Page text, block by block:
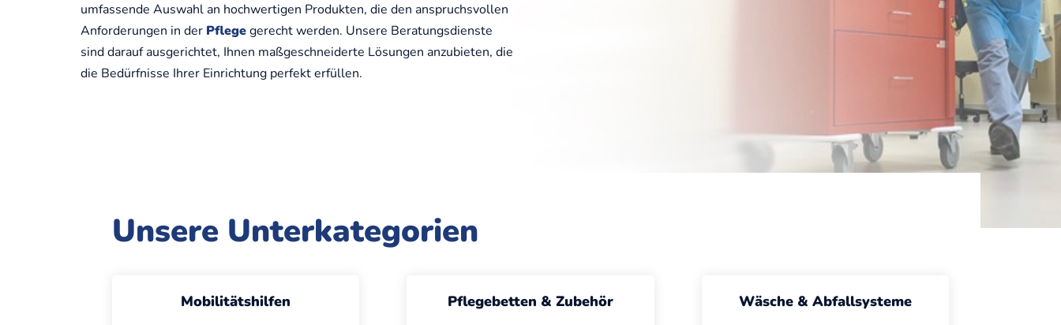
umfassende Auswahl an hochwertigen Produkten, die den anspruchsvollen
Anforderungen in der Pflegegerecht werden. Unsere Beratungsdienste
sind darauf ausgerichtet, Ihnen maßgeschneiderte Lösungen anzubieten, die
die Bedürfnisse Ihrer Einrichtung perfekt erfüllen.
Unsere Unterkategorien
Mobilitätshilfen Pflegebetten & Zubehör Wäsche & Abfallsysteme